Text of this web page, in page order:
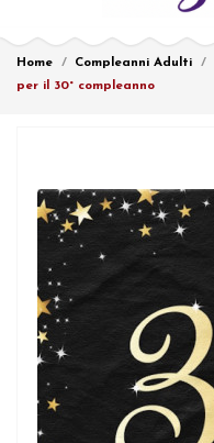
Home Compleanni Adulti
per il 30° compleanno